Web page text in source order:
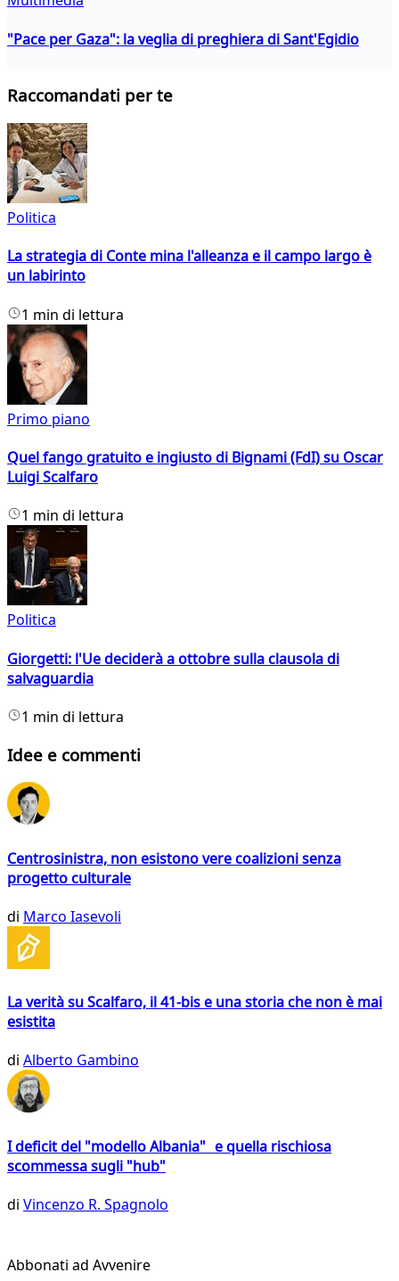
"Pace per Gaza": la veglia di preghiera di Sant'Egidio
Raccomandati per te
Politica
La strategia di Conte mina l'alleanza e il campo largo è
un labirinto
1 min di lettura
Primo piano
Quel fango gratuito e ingiusto di Bignami (FdI) su Oscar
Luigi Scalfaro
1 min di lettura
Politica
Giorgetti: l'Ue deciderà a ottobre sulla clausola di
salvaguardia
1 min di lettura
Idee e commenti
Centrosinistra, non esistono vere coalizioni senza
progetto culturale
di Marco Iasevoli
La verità su Scalfaro, il 41-bis e una storia che non è mai
esistita
di Alberto Gambino
I deficit del "modello Albania" e quella rischiosa
scommessa sugli "hub"
di Vincenzo R. Spagnolo
Abbonati ad Avvenire